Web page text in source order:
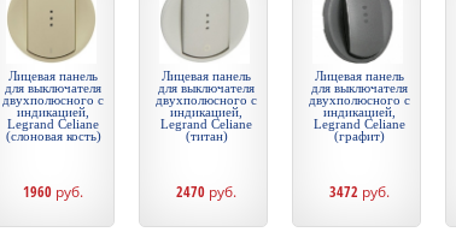
Лицевая панель
для выключателя
двухполюсного с
индикацией,
Legrand Celiane
(слоновая кость)
1960 руб.
Лицевая панель
для выключателя
двухполюсного с
индикацией,
Legrand Celiane
(титан)
2470 руб.
Лицевая панель
для выключателя
двухполюсного с
индикацией,
Legrand Celiane
(графит)
3472 руб.